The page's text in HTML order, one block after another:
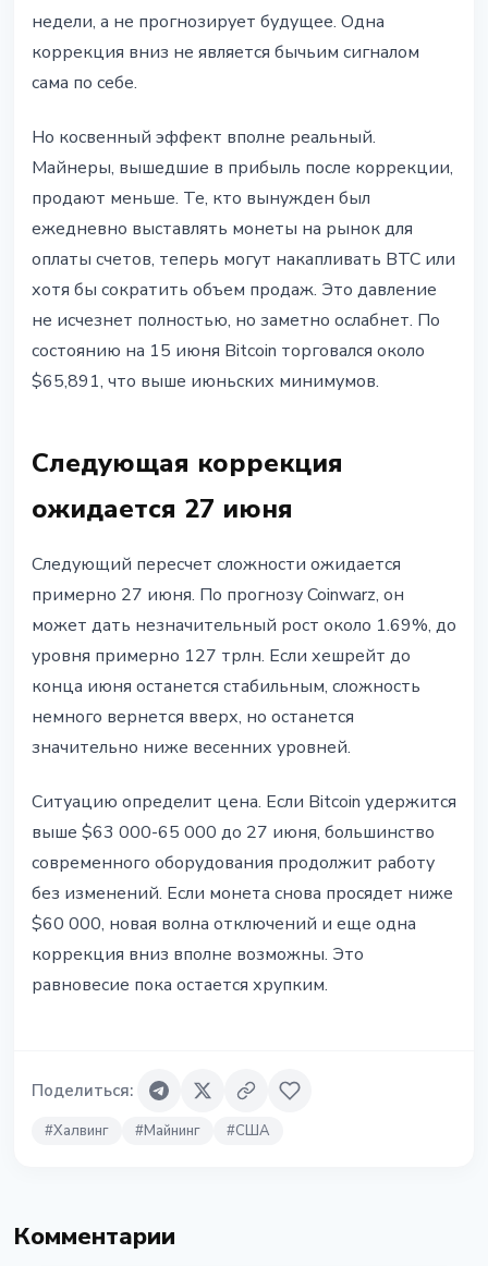
недели, а не прогнозирует будущее. Одна
коррекция вниз не является бычьим сигналом
сама по себе.
Но косвенный эффект вполне реальный.
Майнеры, вышедшие в прибыль после коррекции,
продают меньше. Те, кто вынужден был
ежедневно выставлять монеты на рынок для
оплаты счетов, теперь могут накапливать BTC или
хотя бы сократить объем продаж. Это давление
не исчезнет полностью, но заметно ослабнет. По
состоянию на 15 июня Bitcoin торговался около
$65,891, что выше июньских минимумов.
Следующая коррекция
ожидается 27 июня
Следующий пересчет сложности ожидается
примерно 27 июня. По прогнозу Coinwarz, он
может дать незначительный рост около 1.69%, до
уровня примерно 127 трлн. Если хешрейт до
конца июня останется стабильным, сложность
немного вернется вверх, но останется
значительно ниже весенних уровней.
Ситуацию определит цена. Если Bitcoin удержится
выше $63 000-65 000 до 27 июня, большинство
современного оборудования продолжит работу
без изменений. Если монета снова просядет ниже
$60 000, новая волна отключений и еще одна
коррекция вниз вполне возможны. Это
равновесие пока остается хрупким.
Поделиться:
#Халвинг #Майнинг #США
Комментарии